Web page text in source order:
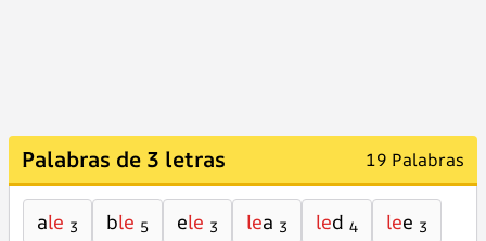
Palabras de 3 letras 19 Palabras
ale 3 ble 5 ele 3 lea 3 led 4 lee 3